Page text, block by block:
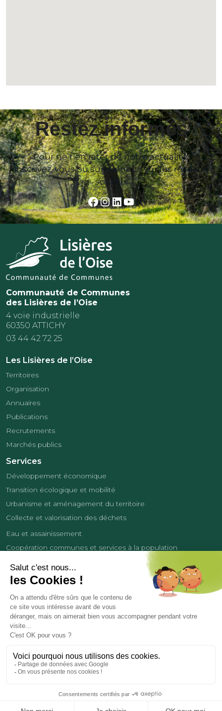
Restez informés
Pour ne rien rater de notre actualité,
inscrivez-vous ou suivez-nous sur les réseaux
sociaux
Facebook
Instagram
LinkedIn
YouTube
Communauté de Communes
des Lisières de l’Oise
4 voie industrielle
60350 ATTICHY
03 44 42 72 25
Les Lisières de l’Oise
Territoires
Organisation
Annuaires
Publications
Recrutements
Marchés publics
Services
Développement économique
Transition écologique et mobilité
Urbanisme et aménagement du territoire
Collecte et valorisation des déchets
Eau et assainissement
Coopération communes et services à la population
Développement économique
Contact Tourisme
Politique de confidentialité
Mentions légales
© COMMUNAUTÉ DE COMMUNES DES LISIÈRES DE L’OISE
Réalisation et hébergement par